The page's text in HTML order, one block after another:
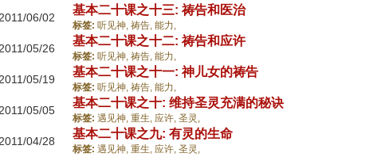
2011/06/02
基本二十课之十三: 祷告和医治
标签: 听见神, 祷告, 能力,
2011/05/26
基本二十课之十二: 祷告和应许
标签: 听见神, 祷告, 能力,
2011/05/19
基本二十课之十一: 神儿女的祷告
标签: 听见神, 祷告, 能力,
2011/05/05
基本二十课之十: 维持圣灵充满的秘诀
标签: 遇见神, 重生, 应许, 圣灵,
2011/04/28
基本二十课之九: 有灵的生命
标签: 遇见神, 重生, 应许, 圣灵,